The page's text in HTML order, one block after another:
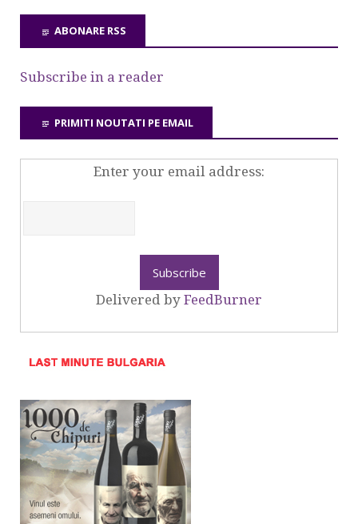
ABONARE RSS
Subscribe in a reader
PRIMITI NOUTATI PE EMAIL
Enter your email address:
Delivered by FeedBurner